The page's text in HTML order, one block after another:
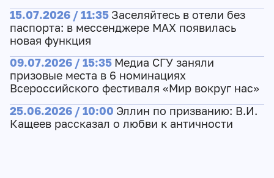
15.07.2026 / 11:35 Заселяйтесь в отели без
паспорта: в мессенджере MAX появилась
новая функция
09.07.2026 / 15:35 Медиа СГУ заняли
призовые места в 6 номинациях
Всероссийского фестиваля «Мир вокруг нас»
25.06.2026 / 10:00 Эллин по призванию: В.И.
Кащеев рассказал о любви к античности